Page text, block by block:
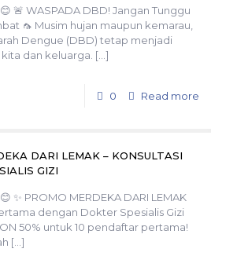
🚨 WASPADA DBD! Jangan Tunggu
🦟 Musim hujan maupun kemarau,
Dengue (DBD) tetap menjadi
dan keluarga. […]
0 Read more
DARI LEMAK – KONSULTASI
GIZI
✨ PROMO MERDEKA DARI LEMAK
dengan Dokter Spesialis Gizi
50% untuk 10 pendaftar pertama!
[…]